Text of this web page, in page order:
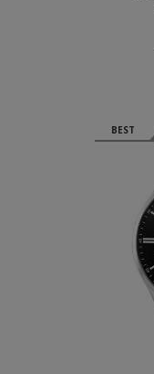
BEST